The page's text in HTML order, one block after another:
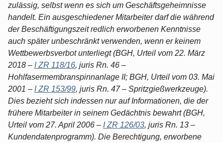
zulässig, selbst wenn es sich um Geschäftsgeheimnisse
handelt. Ein ausgeschiedener Mitarbeiter darf die während
der Beschäftigungszeit redlich erworbenen Kenntnisse
auch später unbeschränkt verwenden, wenn er keinem
Wettbewerbsverbot unterliegt (BGH, Urteil vom 22. März
2018 – I ZR 118/16, juris Rn. 46 –
Hohlfasermembranspinnanlage II; BGH, Urteil vom 03. Mai
2001 – I ZR 153/99, juris Rn. 47 – Spritzgießwerkzeuge).
Dies bezieht sich indessen nur auf Informationen, die der
frühere Mitarbeiter in seinem Gedächtnis bewahrt (BGH,
Urteil vom 27. April 2006 – I ZR 126/03, juris Rn. 13 –
Kundendatenprogramm). Die Berechtigung, erworbene